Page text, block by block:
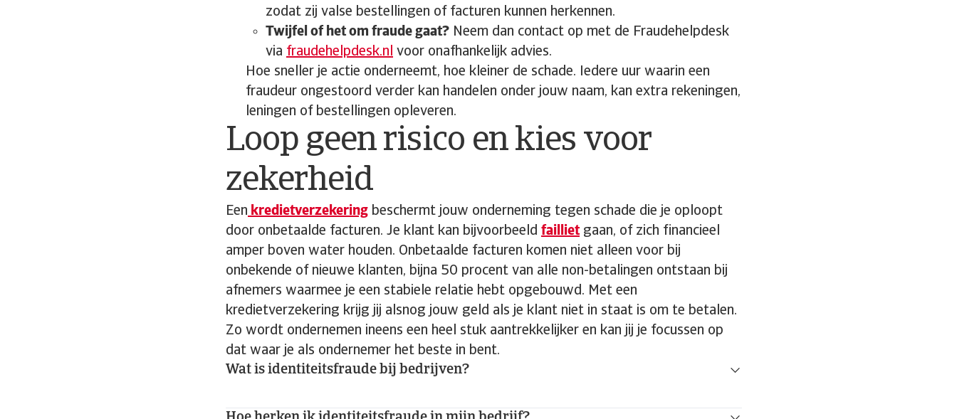
zodat zij valse bestellingen of facturen kunnen herkennen.
Twijfel of het om fraude gaat? Neem dan contact op met de Fraudehelpdesk
via fraudehelpdesk.nl voor onafhankelijk advies.
Hoe sneller je actie onderneemt, hoe kleiner de schade. Iedere uur waarin een
fraudeur ongestoord verder kan handelen onder jouw naam, kan extra rekeningen,
leningen of bestellingen opleveren.
Loop geen risico en kies voor
zekerheid
Een kredietverzekering beschermt jouw onderneming tegen schade die je oploopt
door onbetaalde facturen. Je klant kan bijvoorbeeld failliet gaan, of zich financieel
amper boven water houden. Onbetaalde facturen komen niet alleen voor bij
onbekende of nieuwe klanten, bijna 50 procent van alle non-betalingen ontstaan bij
afnemers waarmee je een stabiele relatie hebt opgebouwd. Met een
kredietverzekering krijg jij alsnog jouw geld als je klant niet in staat is om te betalen.
Zo wordt ondernemen ineens een heel stuk aantrekkelijker en kan jij je focussen op
dat waar je als ondernemer het beste in bent.
Wat is identiteitsfraude bij bedrijven?